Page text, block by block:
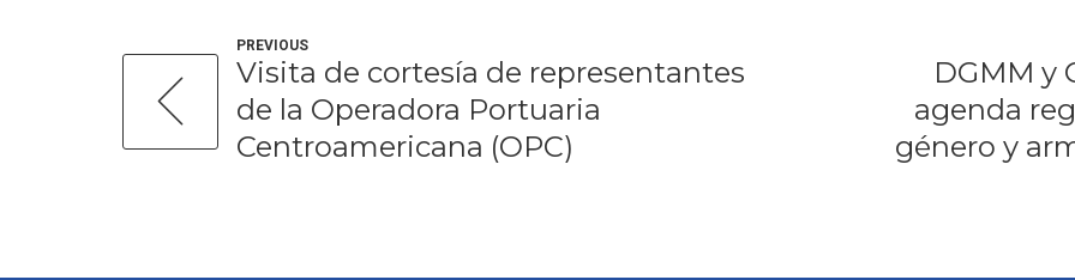
PREVIOUS
Visita de cortesía de representantes
de la Operadora Portuaria
Centroamericana (OPC)
DGMM y
agenda
género y